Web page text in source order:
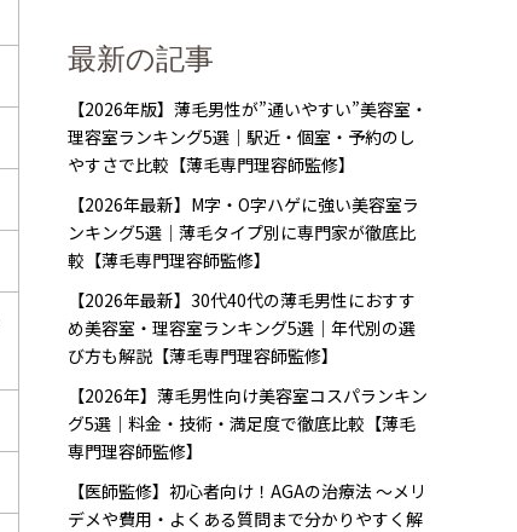
最新の記事
【2026年版】薄毛男性が”通いやすい”美容室・
理容室ランキング5選｜駅近・個室・予約のし
やすさで比較【薄毛専門理容師監修】
【2026年最新】M字・O字ハゲに強い美容室ラ
ンキング5選｜薄毛タイプ別に専門家が徹底比
較【薄毛専門理容師監修】
【2026年最新】30代40代の薄毛男性におすす
め美容室・理容室ランキング5選｜年代別の選
び方も解説【薄毛専門理容師監修】
【2026年】薄毛男性向け美容室コスパランキン
グ5選｜料金・技術・満足度で徹底比較【薄毛
専門理容師監修】
【医師監修】初心者向け！AGAの治療法 〜メリ
デメや費用・よくある質問まで分かりやすく解